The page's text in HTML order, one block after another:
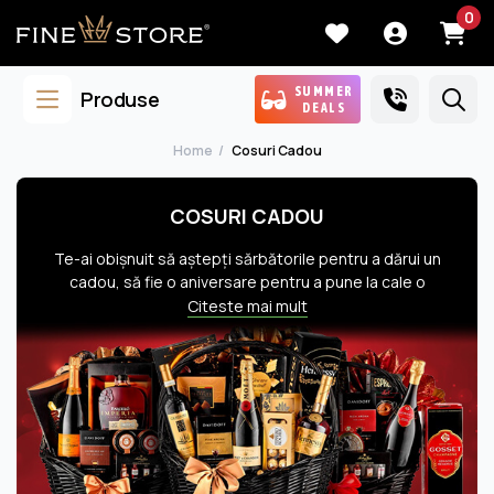
0
Produse
SUMMER
DEALS
Home Cosuri Cadou
COSURI CADOU
Te-ai obişnuit să aştepţi sărbătorile pentru a dărui un
cadou, să fie o aniversare pentru a pune la cale o
surpriză dulce, aşa cum te-ai obişnuit să aştepţi o
victorie la birou pentru a deschide şampania la care-ţi
stă gândul de când te-ai angajat şi pe care îţi doreşti
atât de mult s-o savurezi înconjurat de toţi ai tăi. Noi
credem că orice zi trebuie sărbătorită şi fiecare om
drag care-ţi vine în minte merită să fie răsfăţat cu
atenţia ta. Mai credem şi că nu ai nevoie de un motiv
pentru a savura micile plăceri ale vieţii, de aceea am
Citeste mai mult